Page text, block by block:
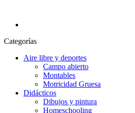
Categorías
Aire libre y deportes
Campo abierto
Montables
Motricidad Gruesa
Didácticos
Dibujos y pintura
Homeschooling